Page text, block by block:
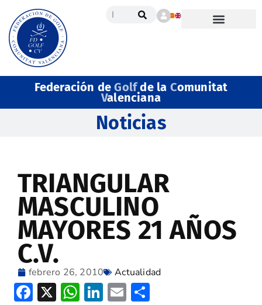
Federación deGolfde la Comunitat
Valenciana
Noticias
TRIANGULAR
MASCULINO
MAYORES 21 AÑOS
C.V.
febrero 26, 2010 Actualidad
Facebook
X WhatsApp
LinkedIn
Email